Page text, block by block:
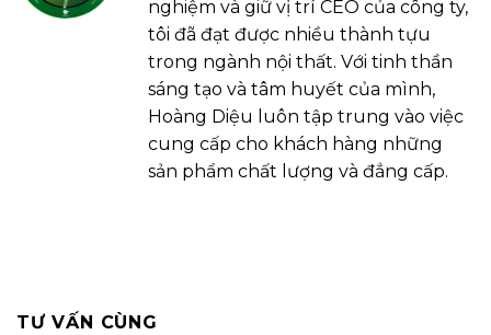
nghiệm và giữ vị trí CEO của công ty,
tôi đã đạt được nhiều thành tựu
trong ngành nội thất. Với tinh thần
sáng tạo và tâm huyết của mình,
Hoàng Diệu luôn tập trung vào việc
cung cấp cho khách hàng những
sản phẩm chất lượng và đẳng cấp.
TƯ VẤN CÙNG